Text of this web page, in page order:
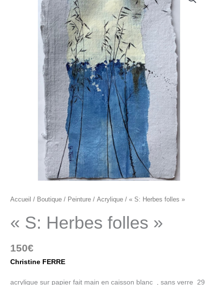
Accueil / Boutique / Peinture /Acrylique / « S: Herbes folles »
« S: Herbes folles »
150€
Christine FERRE
acrylique sur papier fait main en caisson blanc , sans verre 29